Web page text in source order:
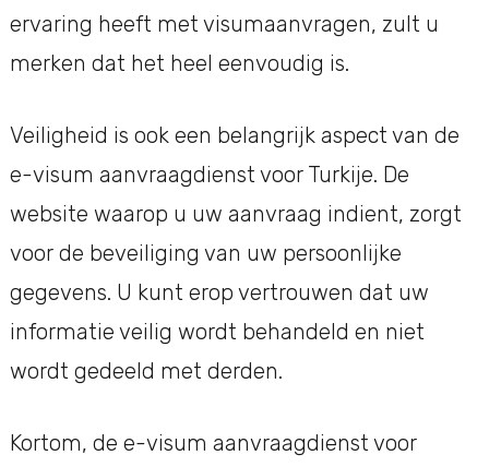
ervaring heeft met visumaanvragen, zult u
merken dat het heel eenvoudig is.
Veiligheid is ook een belangrijk aspect van de
e-visum aanvraagdienst voor Turkije. De
website waarop u uw aanvraag indient, zorgt
voor de beveiliging van uw persoonlijke
gegevens. U kunt erop vertrouwen dat uw
informatie veilig wordt behandeld en niet
wordt gedeeld met derden.
Kortom, de e-visum aanvraagdienst voor